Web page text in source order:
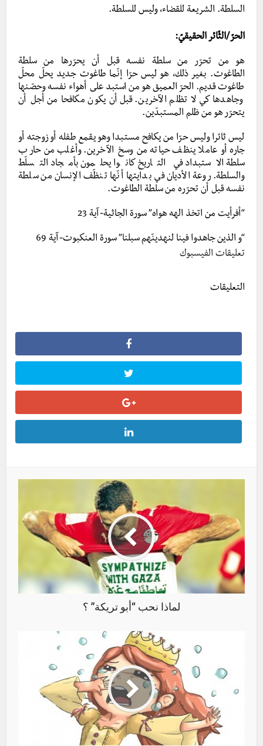
السلطة. الشريعة للقضاء،وليس للسلطة.
الحرّ/الثّائر الحقيقيّ:
هو من تحرّر من سلطة نفسه قبل أن يحرّرها من سلطة
الطاغوت. بغير ذلك، هو ليس حرّا إنّما طاغوت جديد يحلّ محلّ
طاغوت قديم. الحرّ العميق هو من استبد على أهواء نفسه وحصّنها
وجاهدها كي لا تظلم الآخرين. قبل أن يكون مكافحا من أجل أن
يتحرّر هو من ظلم المستبدّين.
ليس ثائرا وليس حرّا من يكافح مستبدا وهو يقمع طفله أو زوجته أو
جاره أو عاملا ينظف حياته من وسخ الآخرين. وأغلب من حارب
سلطة الاستبداد في التاريخ كانوا يحلمون بأمجاد التسلّط
والسلطة. روعة الأديان في بدايتها أنّها تنظّف الإنسان من سلطة
نفسه قبل أن تحرّره من سلطة الطاغوت.
“أفرأيت من اتخذ الهه هواه” سورة الجاثية-آية 23
“و الذين جاهدوا فينا لنهدينّهم سبلنا” سورة العنكبوت-آية 69
تعليقات الفيسبوك
التعليقات
لماذا نحب “أبو تريكة” ؟